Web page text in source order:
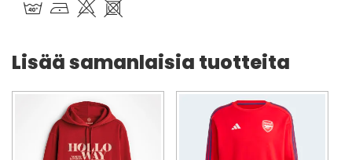
Lisää samanlaisia tuotteita